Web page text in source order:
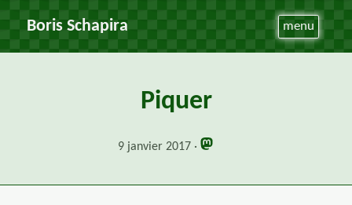
Boris Schapira menu
Piquer
9 janvier 2017